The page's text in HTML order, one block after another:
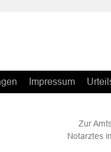
Impressum
Zur
Notarztes